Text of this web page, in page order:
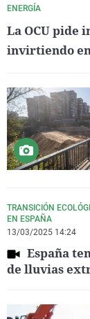
ENERGÍA
La OCU pide
invirtiendo
TRANSICIÓN
EN ESPAÑA
13/03/2025 14:24
España
de lluvias